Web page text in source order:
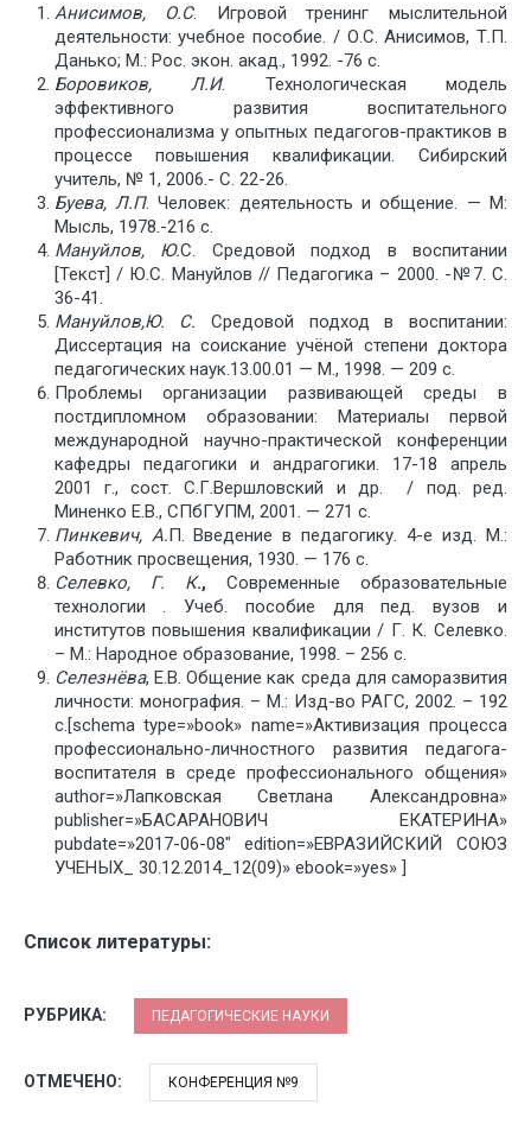
Анисимов, О.С. Игровой тренинг мыслительной
деятельности: учебное пособие. / О.С. Анисимов, Т.П.
Данько; М.: Рос. экон. акад., 1992. -76 с.
Боровиков, Л.И. Технологическая модель
эффективного развития воспитательного
профессионализма у опытных педагогов-практиков в
процессе повышения квалификации. Сибирский
учитель, № 1, 2006.- С. 22-26.
Буева, Л.П. Человек: деятельность и общение. — М:
Мысль, 1978.-216 с.
Мануйлов, Ю.С. Средовой подход в воспитании
[Текст] / Ю.С. Мануйлов // Педагогика – 2000. -№7. С.
36-41.
Мануйлов,Ю. С. Средовой подход в воспитании:
Диссертация на соискание учёной степени доктора
педагогических наук.13.00.01 — М., 1998. — 209 с.
Проблемы организации развивающей среды в
постдипломном образовании: Материалы первой
международной научно-практической конференции
кафедры педагогики и андрагогики. 17-18 апрель
2001 г., сост. С.Г.Вершловский и др. / под. ред.
Миненко Е.В., СПбГУПМ, 2001. — 271 с.
Пинкевич, А.П. Введение в педагогику. 4-е изд. М.:
Работник просвещения, 1930. — 176 с.
Селевко, Г. К., Современные образовательные
технологии . Учеб. пособие для пед. вузов и
институтов повышения квалификации / Г. К. Селевко.
– М.: Народное образование, 1998. – 256 с.
Селезнёва, Е.В. Общение как среда для саморазвития
личности: монография. – М.: Изд-во РАГС, 2002. – 192
с.[schema type=»book» name=»Активизация процесса
профессионально-личностного развития педагога-
воспитателя в среде профессионального общения»
author=»Лапковская Светлана Александровна»
publisher=»БАСАРАНОВИЧ ЕКАТЕРИНА»
pubdate=»2017-06-08″ edition=»ЕВРАЗИЙСКИЙ СОЮЗ
УЧЕНЫХ_ 30.12.2014_12(09)» ebook=»yes» ]
Список литературы:
РУБРИКА: ПЕДАГОГИЧЕСКИЕ НАУКИ
ОТМЕЧЕНО: КОНФЕРЕНЦИЯ №9